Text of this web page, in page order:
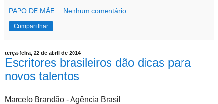
PAPO DE MÃE Nenhum comentário:
Compartilhar
terça-feira, 22 de abril de 2014
Escritores brasileiros dão dicas para
novos talentos
Marcelo Brandão - Agência Brasil